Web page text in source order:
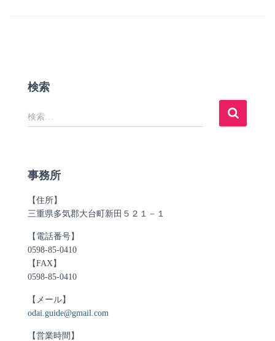
検索
検
索
検索…
事務所
【住所】
三重県多気郡大台町新田５２１－１
【電話番号】
0598-85-0410
【FAX】
0598-85-0410
【メール】
odai.guide@gmail.com
【営業時間】